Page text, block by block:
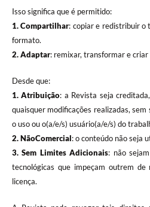
Isso significa que é permitido:
1. Compartilhar: copiar e redistribuir o
formato.
2. Adaptar: remixar, transformar e
Desde que:
1. Atribuição: a Revista seja
quaisquer modificações realizadas,
o uso ou o(a/e/s) usuário(a/e/s) do
2. NãoComercial: o conteúdo não seja
3.Sem Limites Adicionais: não
tecnológicas que impeçam outrem de
licença.